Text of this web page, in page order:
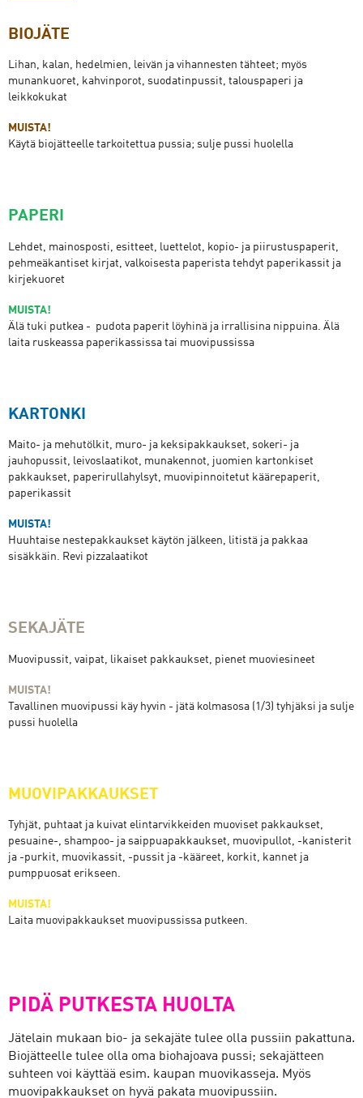
BIOJÄTE
Lihan, kalan, hedelmien, leivän ja vihannesten tähteet; myös
munankuoret, kahvinporot, suodatinpussit, talouspaperi ja
leikkokukat
MUISTA!
Käytä biojätteelle tarkoitettua pussia; sulje pussi huolella
PAPERI
Lehdet, mainosposti, esitteet, luettelot, kopio- ja piirustuspaperit,
pehmeäkantiset kirjat, valkoisesta paperista tehdyt paperikassit ja
kirjekuoret
MUISTA!
Älä tuki putkea - pudota paperit löyhinä ja irrallisina nippuina. Älä
laita ruskeassa paperikassissa tai muovipussissa
KARTONKI
Maito- ja mehutölkit, muro- ja keksipakkaukset, sokeri- ja
jauhopussit, leivoslaatikot, munakennot, juomien kartonkiset
pakkaukset, paperirullahylsyt, muovipinnoitetut käärepaperit,
paperikassit
MUISTA!
Huuhtaise nestepakkaukset käytön jälkeen, litistä ja pakkaa
sisäkkäin. Revi pizzalaatikot
SEKAJÄTE
Muovipussit, vaipat, likaiset pakkaukset, pienet muoviesineet
MUISTA!
Tavallinen muovipussi käy hyvin - jätä kolmasosa (1/3) tyhjäksi ja sulje
pussi huolella
MUOVIPAKKAUKSET
Tyhjät, puhtaat ja kuivat elintarvikkeiden muoviset pakkaukset,
pesuaine-, shampoo- ja saippuapakkaukset, muovipullot, -kanisterit
ja -purkit, muovikassit, -pussit ja -kääreet, korkit, kannet ja
pumppuosat erikseen.
MUISTA!
Laita muovipakkaukset muovipussissa putkeen.
PIDÄ PUTKESTA HUOLTA
Jätelain mukaan bio- ja sekajäte tulee olla pussiin pakattuna.
Biojätteelle tulee olla oma biohajoava pussi; sekajätteen
suhteen voi käyttää esim. kaupan muovikasseja. Myös
muovipakkaukset on hyvä pakata muovipussiin.